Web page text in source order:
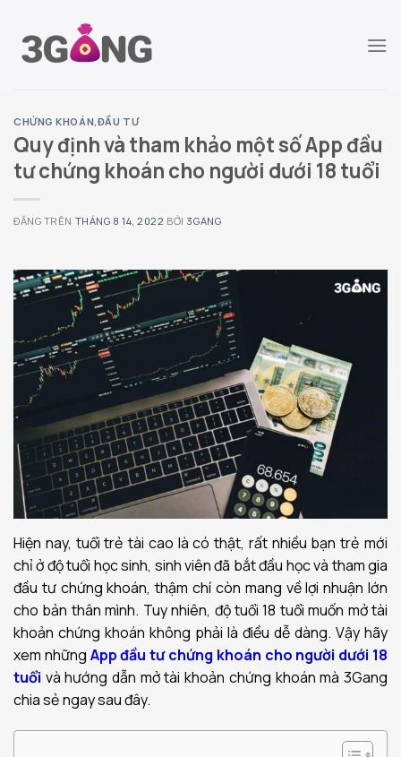
đến
CHỨNG KHOÁN,ĐẦU TƯ
Quy định và tham khảo một số App đầu
tư chứng khoán cho người dưới 18 tuổi
ĐĂNG TRÊN THÁNG 8 14, 2022 BỞI 3GANG
Hiện nay, tuổi trẻ tài cao là có thật, rất nhiều bạn trẻ mới
chỉ ở độ tuổi học sinh, sinh viên đã bắt đầu học và tham gia
đầu tư chứng khoán, thậm chí còn mang về lợi nhuận lớn
cho bản thân mình. Tuy nhiên, độ tuổi 18 tuổi muốn mở tài
khoản chứng khoán không phải là điều dễ dàng. Vậy hãy
xem những App đầu tư chứng khoán cho người dưới 18
tuổi và hướng dẫn mở tài khoản chứng khoán mà 3Gang
chia sẻ ngay sau đây.